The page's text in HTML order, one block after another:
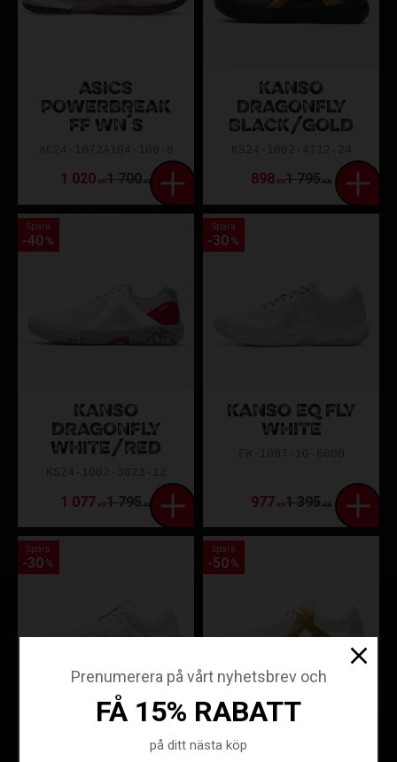
ASICS
POWERBREAK
FF WN´S
1 020KR1 700KR
KANSO
DRAGONFLY
BLACK/GOLD
898 KR1 795KR
KANSO
DRAGONFLY
WHITE/RED
1 077 KR1 795KR
Spara
40 %
KANSO EQ FLY
WHITE
977 KR1 395KR
Spara
30 %
KANSO EQ ID
Spara
30 %
BEIGE/GOLD
Spara
50 %
Prenumerera på vårt nyhetsbrev och
FÅ 15% RABATT
på ditt nästa köp